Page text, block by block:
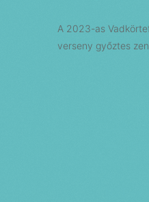
A 2023-as
verseny győztes